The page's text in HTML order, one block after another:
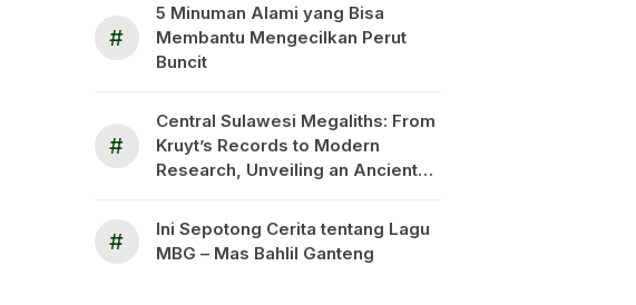
#
5 Minuman Alami yang Bisa
Membantu Mengecilkan Perut
Buncit
#
Central Sulawesi Megaliths: From
Kruyt’s Records to Modern
Research, Unveiling an Ancient
Sulawesi
#
Ini Sepotong Cerita tentang Lagu
MBG – Mas Bahlil Ganteng